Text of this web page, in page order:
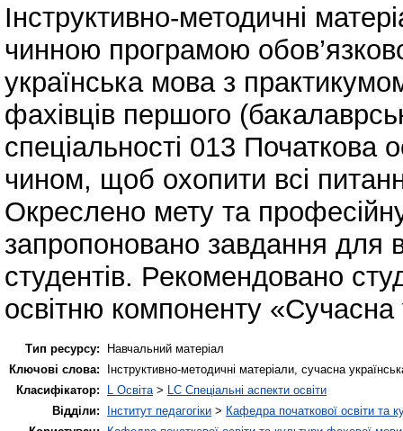
Інструктивно-методичні
чинною програмою
українська мова з
фахівців першого
спеціальності 013 Початкова
чином, щоб охопити всі
Окреслено мету та
запропоновано завдання для
студентів. Рекомендовано
освітню компоненту
Тип ресурсу:
Навчальний матеріал
Ключові слова:
Інструктивно-методичні матеріали, сучасна
Класифікатор:
L Освіта > LC Спеціальні аспекти освіти
Відділи:
Інститут педагогіки > Кафедра початкової освіти та